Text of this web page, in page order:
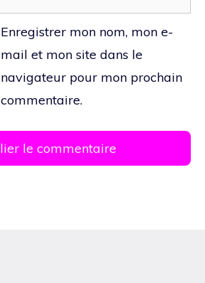
Enregistrer mon nom, mon e-
mail et mon site dans le
navigateur pour mon prochain
commentaire.